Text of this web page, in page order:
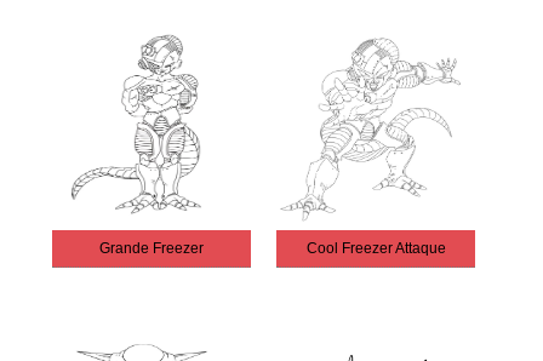
Grande Freezer Cool Freezer Attaque